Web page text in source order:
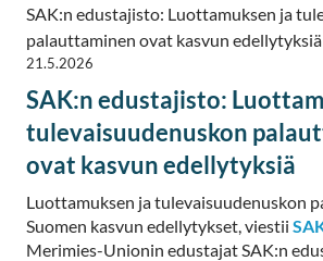
SAK:n edustajisto: Luottamuksen ja
palauttaminen ovat kasvun edellytyksiä
21.5.2026
SAK:n edustajisto:
tulevaisuudenuskon
ovat kasvun edellytyksiä
Luottamuksen ja tulevaisuudenuskon
Suomen kasvun edellytykset, viestii
Merimies-Unionin edustajat SAK:n